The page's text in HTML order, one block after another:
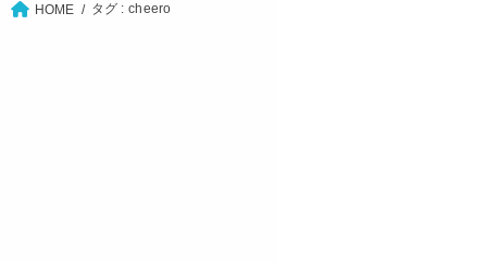
HOME タグ : cheero